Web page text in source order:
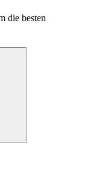
die besten